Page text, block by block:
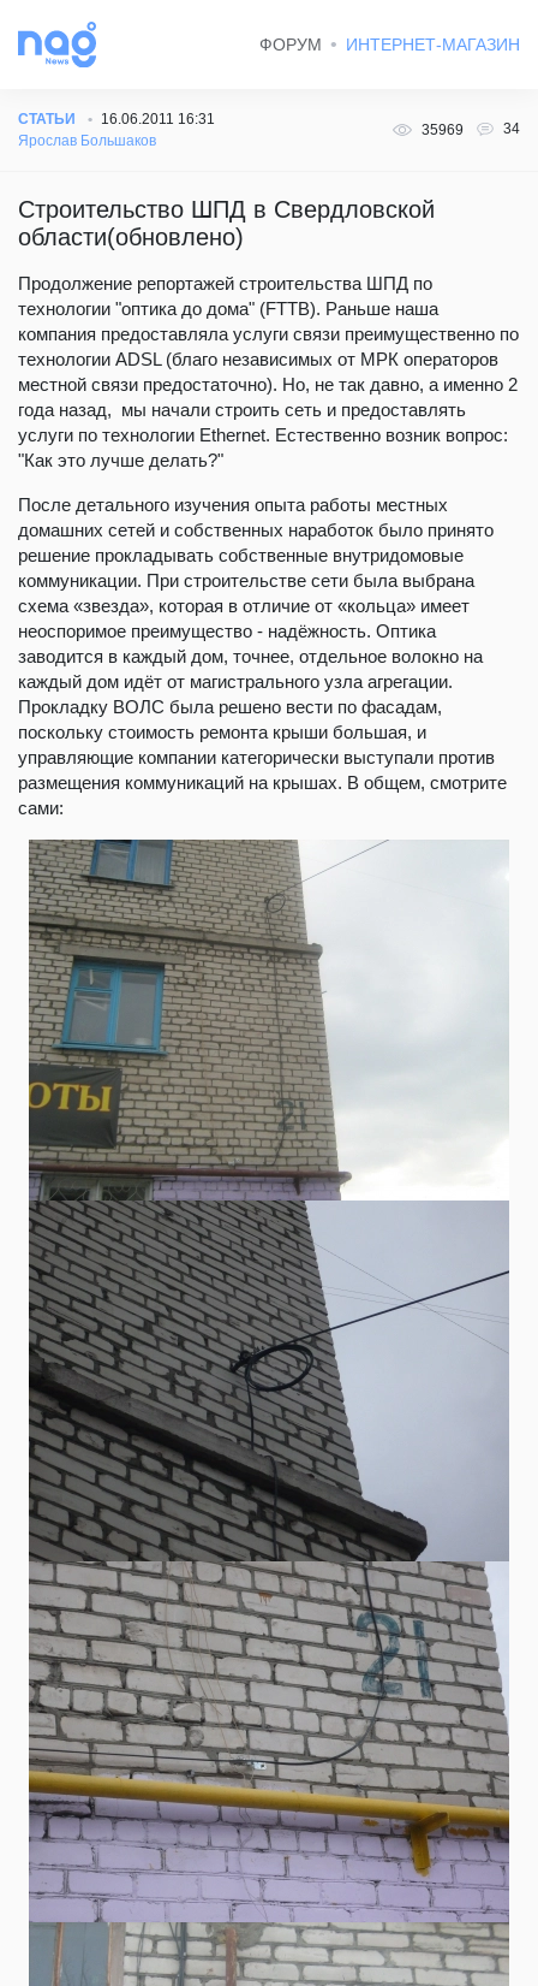
ФОРУМ ИНТЕРНЕТ-МАГАЗИН
СТАТЬИ
16.06.2011 16:31
Ярослав Большаков
35969 34
Строительство ШПД в Свердловской
области(обновлено)
Продолжение репортажей строительства ШПД по
технологии "оптика до дома" (FTTB). Раньше наша
компания предоставляла услуги связи преимущественно по
технологии ADSL (благо независимых от МРК операторов
местной связи предостаточно). Но, не так давно, а именно 2
года назад, мы начали строить сеть и предоставлять
услуги по технологии Ethernet. Естественно возник вопрос:
"Как это лучше делать?"
После детального изучения опыта работы местных
домашних сетей и собственных наработок было принято
решение прокладывать собственные внутридомовые
коммуникации. При строительстве сети была выбрана
схема «звезда», которая в отличие от «кольца» имеет
неоспоримое преимущество - надёжность. Оптика
заводится в каждый дом, точнее, отдельное волокно на
каждый дом идёт от магистрального узла агрегации.
Прокладку ВОЛС была решено вести по фасадам,
поскольку стоимость ремонта крыши большая, и
управляющие компании категорически выступали против
размещения коммуникаций на крышах. В общем, смотрите
сами: